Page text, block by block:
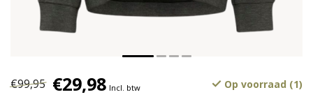
€99,95 €29,98 Incl. btw Op voorraad (1)